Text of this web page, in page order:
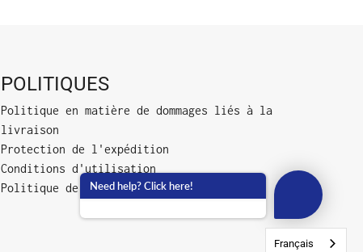
POLITIQUES
Politique en matière de dommages liés à la
livraison
Protection de l'expédition
Conditions d'utilisation
Politique de confidentialité
Français
Français
Français
Need help? Click here!